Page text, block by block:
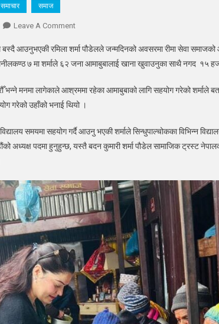
समाचार समाज
Leave A CommentOn
अवसरमा
समाजसेवी
रीमा
सेवा
सहयोग
बस्दै आउनुभएकी रमिला शर्मा पौडेलले जन्मदिनको अवसरमा रीमा सेवा
७ मा शर्माले ६२ जना आमाबुबालाई खाना खुवाउनुका साथै नगद १५
भन्ने मनमा लागेकाले आश्रममा रहेका आमाबुबाको लागि सहयोग गरेको
गरेको उहाँको भनाई थियो ।
समयमा सहयोग गर्दै आउनु भएकी शर्माले सिन्धुपाल्चोकका विभिन्न
अध्यक्ष पदमा हुनुहुन्छ, यस्तै बदन कुमारी शर्मा पौडेल सामाजिक ट्रस्ट